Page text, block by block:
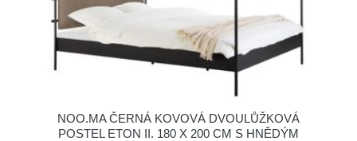
NOO.MA ČERNÁ KOVOVÁ DVOULŮŽKOVÁ
POSTEL ETON II. 180 X 200 CM S HNĚDÝM